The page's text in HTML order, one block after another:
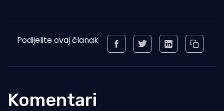
Podijelite ovaj članak
Komentari